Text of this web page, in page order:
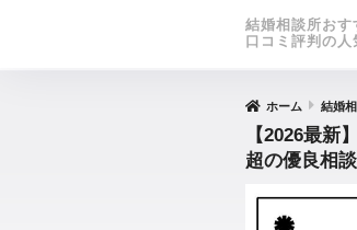
結婚相談所おす
口コミ評判の人
ホーム 結婚
【2026最新
超の優良相